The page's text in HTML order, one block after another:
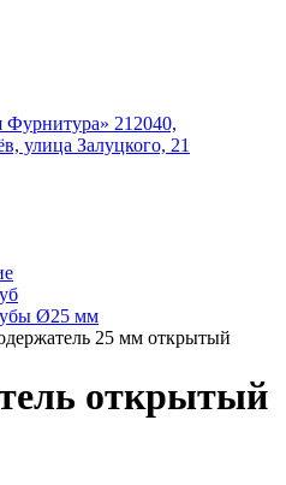
Фурнитура» 212040,
улица Залуцкого, 21
Ø25 мм
25 мм открытый
открытый